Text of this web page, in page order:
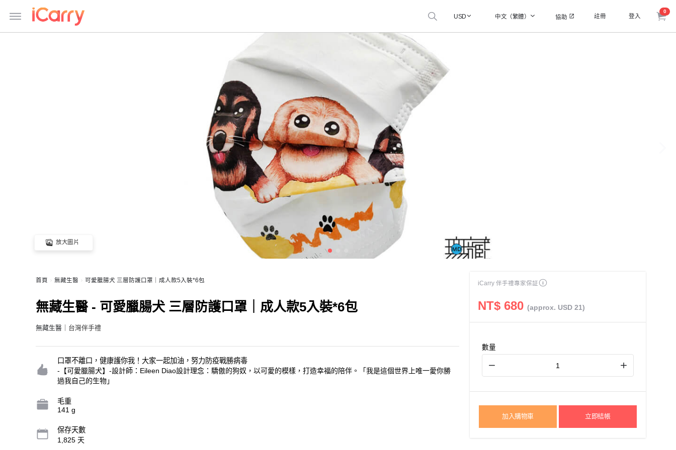
USD 中文（繁體） 協助 註冊 登入
0
放大圖片
首頁 無藏生醫 可愛臘腸犬 三層防護口罩｜成人款5入裝*6包
無藏生醫 - 可愛臘腸犬 三層防護口罩｜成人款5入裝*6包
無藏生醫 ｜台灣伴手禮
口罩不離口，健康護你我！大家一起加油，努力防疫戰勝病毒
-【可愛臘腸犬】-設計師：Eileen Diao設計理念：驕傲的狗奴，以可愛的模樣，打造幸福的陪伴。「我是這個世界上唯一愛你勝
過我自己的生物」
毛重
141 g
保存天數
1,825 天
iCarry 伴手禮專家保証
NT$ 680(approx. USD 21)
數量
加入購物車 立即結帳